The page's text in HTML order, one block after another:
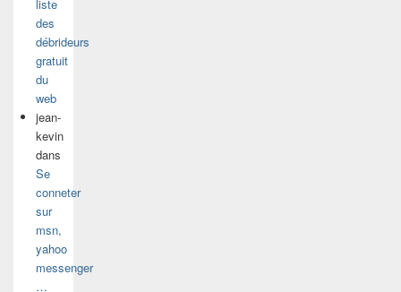
liste
des
débrideurs
gratuit
du
web
jean-
kevin
dans
Se
conneter
sur
msn,
yahoo
messenger
…